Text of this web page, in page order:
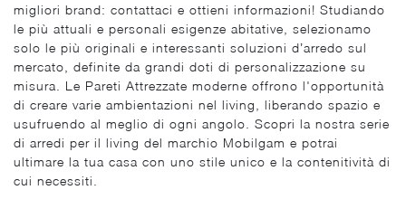
migliori brand: contattaci e ottieni informazioni! Studiando
le più attuali e personali esigenze abitative, selezionamo
solo le più originali e interessanti soluzioni d’arredo sul
mercato, definite da grandi doti di personalizzazione su
misura. Le Pareti Attrezzate moderne offrono l'opportunità
di creare varie ambientazioni nel living, liberando spazio e
usufruendo al meglio di ogni angolo. Scopri la nostra serie
di arredi per il living del marchio Mobilgam e potrai
ultimare la tua casa con uno stile unico e la contenitività di
cui necessiti.